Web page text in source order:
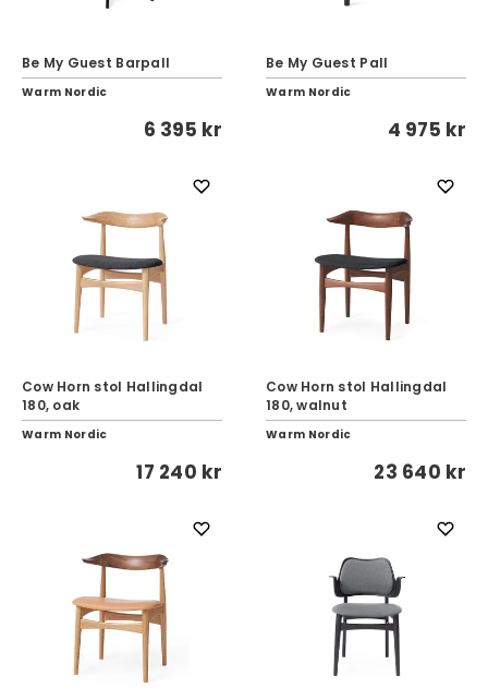
Be My Guest Barpall
Warm Nordic
6 395 kr
Be My Guest Pall
Warm Nordic
4 975 kr
Cow Horn stol Hallingdal
180, oak
Warm Nordic
17 240 kr
Cow Horn stol Hallingdal
180, walnut
Warm Nordic
23 640 kr